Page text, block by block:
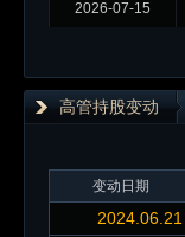
2026-07-15
高管持股变动
变动日期
2024.06.21